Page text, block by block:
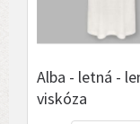
Alba - letná -
viskóza